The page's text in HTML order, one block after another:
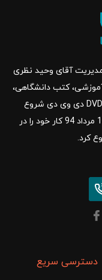
1383 کار خود را با مدیریت آقای وحید نظری
کتب دانشگاهی،
کتابهای زبان خارجه، انواع CD سی دی و DVD دی وی دی شروع
کرد.فروشگاه آنلاین کتاب مارکا در تاریخ 18 مرداد 94 کار خود را در
کرد.
دسترسی سریع